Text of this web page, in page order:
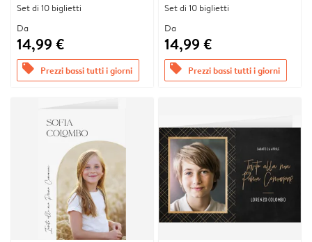
Set di 10 biglietti
Da
14,99 €
offers Prezzi bassi tutti i giorni
Set di 10 biglietti
Da
14,99 €
offers Prezzi bassi tutti i giorni